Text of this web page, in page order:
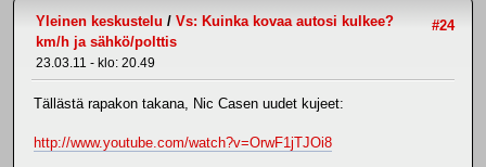
#24
Yleinen keskustelu / Vs: Kuinka kovaa autosi kulkee?
km/h ja sähkö/polttis
23.03.11 - klo: 20.49
Tällästä rapakon takana, Nic Casen uudet kujeet:
http://www.youtube.com/watch?v=OrwF1jTJOi8